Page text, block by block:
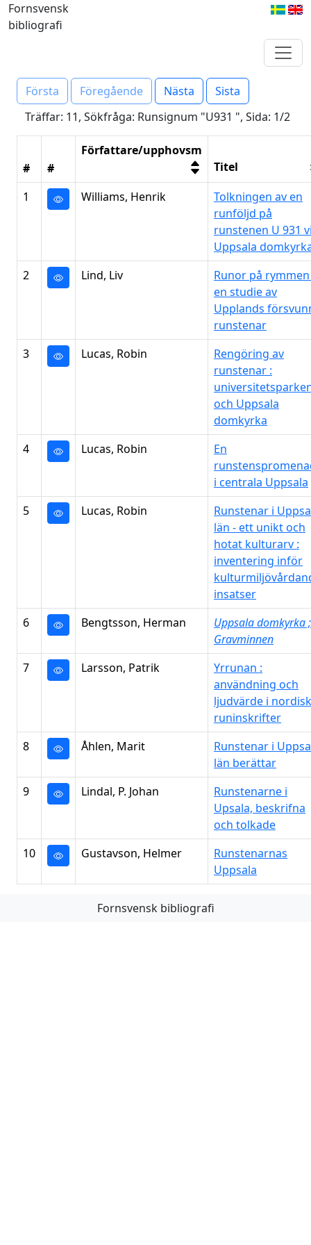
Fornsvensk
bibliografi
Första Föregående Nästa
Sista
Träffar: 11, Sökfråga: Runsignum "U931 ", Sida: 1/2
# #
Författare/upphovsm
Titel
1
Williams, Henrik
Tolkningen av en
runföljd på
runstenen U 931
Uppsala
2
Lind, Liv
Runor på
en studie av
Upplands
runstenar
3
Lucas, Robin
Rengöring av
runstenar :
och Uppsala
domkyrka
4
Lucas, Robin
En
i centrala Uppsala
5
Lucas, Robin
Runstenar i
län - ett unikt och
hotat kulturarv :
inventering inför
insatser
6
Bengtsson, Herman
Uppsala domkyrka
Gravminnen
7
Larsson, Patrik
Yrrunan :
användning och
ljudvärde i
runinskrifter
8
Åhlen, Marit
Runstenar i
län berättar
9
Lindal, P. Johan
Runstenarne i
Upsala, beskrifna
och tolkade
10
Gustavson, Helmer
Runstenarnas
Uppsala
Föregående Nästa
Fornsvensk bibliografi